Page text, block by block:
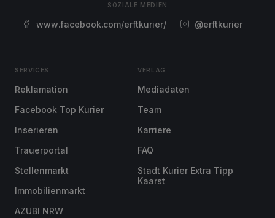
SOZIALE MEDIEN
www.facebook.com/erftkurier/ @erftkurier
SERVICES
Reklamation
Facebook Top Kurier
Inserieren
Trauerportal
Stellenmarkt
Immobilienmarkt
AZUBI NRW
VERLAG
Mediadaten
Team
Karriere
FAQ
Stadt Kurier Extra Tipp
Kaarst